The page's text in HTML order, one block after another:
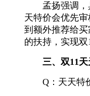
孟扬强调，
天特价会优先
到额外推荐给
的扶持，实现双
三、双11
Q：天天特价